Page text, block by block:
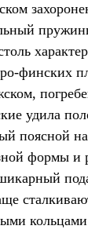
финских
удила
поясной
формы и
кольцами